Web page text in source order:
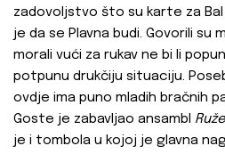
zadovoljstvo što su karte za Bal
je da se Plavna budi. Govorili su
morali vući za rukav ne bi li
potpunu drukčiju situaciju.
ovdje ima puno mladih bračnih
Goste je zabavljao ansambl Ruže
je i tombola u kojoj je glavna